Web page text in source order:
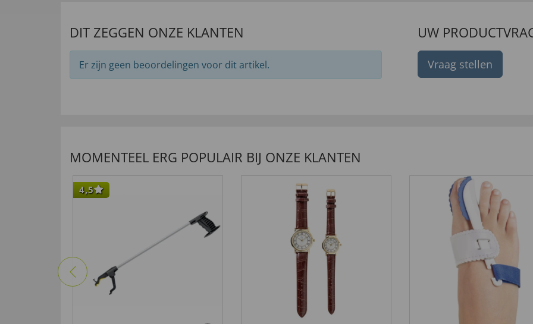
DIT ZEGGEN ONZE KLANTEN
Er zijn geen beoordelingen voor dit artikel.
UW
Vraag stellen
MOMENTEEL ERG POPULAIR BIJ ONZE KLANTEN
4,5